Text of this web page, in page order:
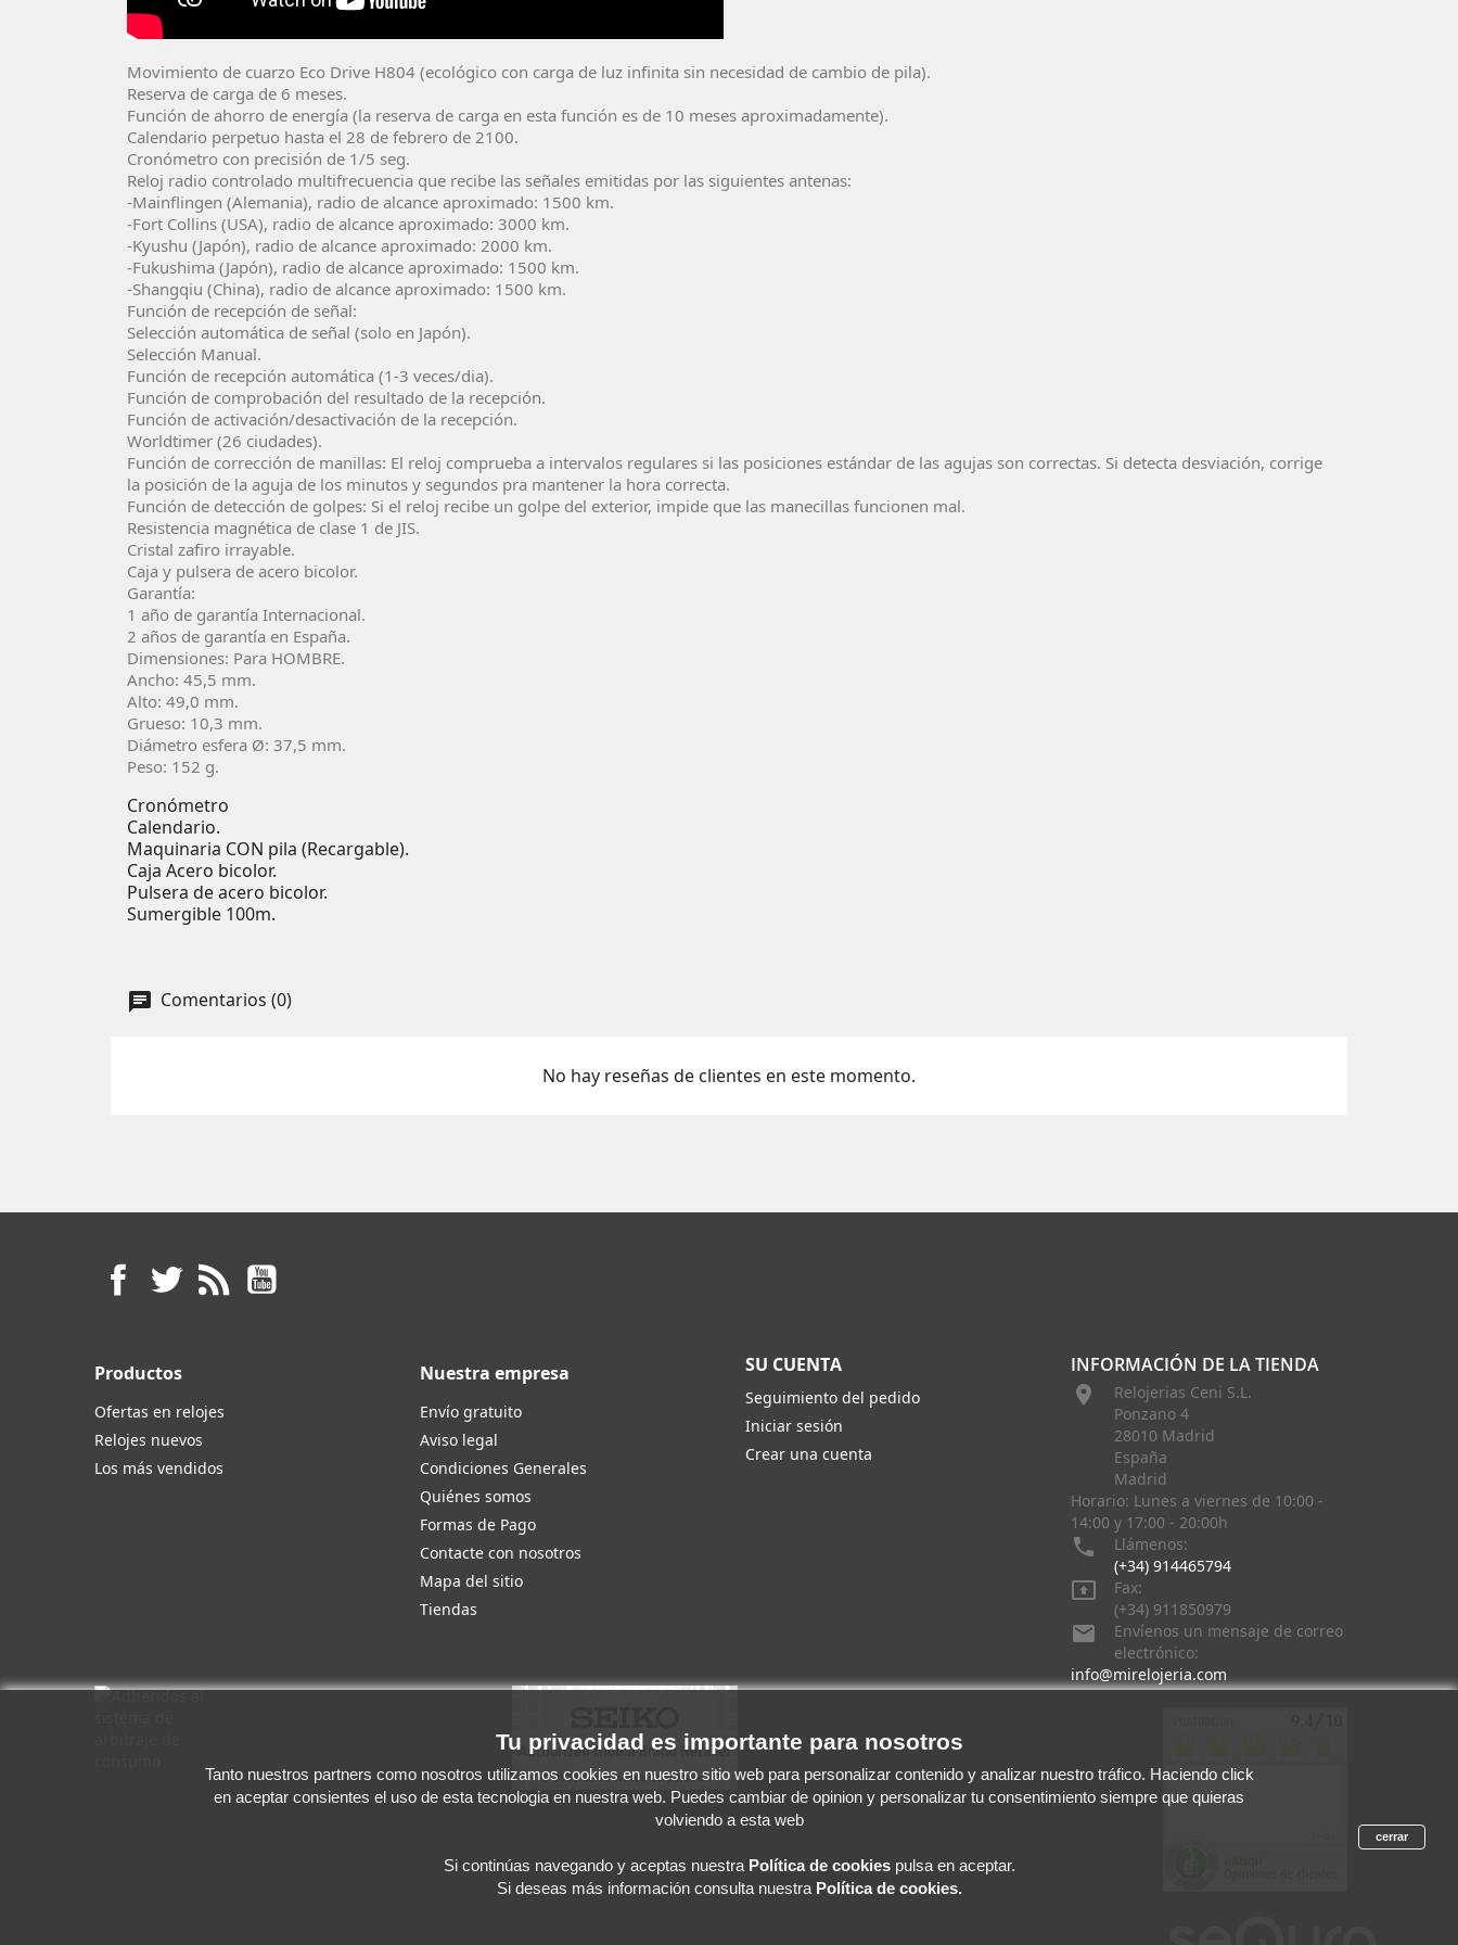
Movimiento de cuarzo Eco Drive H804 (ecológico con carga de luz infinita sin necesidad de cambio de pila).
Reserva de carga de 6 meses.
Función de ahorro de energía (la reserva de carga en esta función es de 10 meses aproximadamente).
Calendario perpetuo hasta el 28 de febrero de 2100.
Cronómetro con precisión de 1/5 seg.
Reloj radio controlado multifrecuencia que recibe las señales emitidas por las siguientes antenas:
-Mainflingen (Alemania), radio de alcance aproximado: 1500 km.
-Fort Collins (USA), radio de alcance aproximado: 3000 km.
-Kyushu (Japón), radio de alcance aproximado: 2000 km.
-Fukushima (Japón), radio de alcance aproximado: 1500 km.
-Shangqiu (China), radio de alcance aproximado: 1500 km.
Función de recepción de señal:
Selección automática de señal (solo en Japón).
Selección Manual.
Función de recepción automática (1-3 veces/dia).
Función de comprobación del resultado de la recepción.
Función de activación/desactivación de la recepción.
Worldtimer (26 ciudades).
Función de corrección de manillas: El reloj comprueba a intervalos regulares si las posiciones estándar de las agujas son correctas. Si detecta desviación, corrige
la posición de la aguja de los minutos y segundos pra mantener la hora correcta.
Función de detección de golpes: Si el reloj recibe un golpe del exterior, impide que las manecillas funcionen mal.
Resistencia magnética de clase 1 de JIS.
Cristal zafiro irrayable.
Caja y pulsera de acero bicolor.
Garantía:
1 año de garantía Internacional.
2 años de garantía en España.
Dimensiones: Para HOMBRE.
Ancho: 45,5 mm.
Alto: 49,0 mm.
Grueso: 10,3 mm.
Diámetro esfera Ø: 37,5 mm.
Peso: 152 g.
Cronómetro
Calendario.
Maquinaria CON pila (Recargable).
Caja Acero bicolor.
Pulsera de acero bicolor.
Sumergible 100m.
Comentarios (0)
No hay reseñas de clientes en este momento.
Facebook
Twitter Rss
Productos
Ofertas en relojes
Relojes nuevos
Los más vendidos
Nuestra empresa
Envío gratuito
Aviso legal
Condiciones Generales
Quiénes somos
Formas de Pago
Contacte con nosotros
Mapa del sitio
Tiendas
SU CUENTA
Seguimiento del pedido
Iniciar sesión
Crear una cuenta
INFORMACIÓN DE LA TIENDA

Relojerias Ceni S.L.
Ponzano 4
28010 Madrid
España
Madrid
Horario: Lunes a viernes de 10:00 -
14:00 y 17:00 - 20:00h

Llámenos:
(+34) 914465794

Fax:
(+34) 911850979

Envíenos un mensaje de correo
electrónico:
info@mirelojeria.com
Tu privacidad es importante para nosotros
Tanto nuestros partners como nosotros utilizamos cookies en nuestro sitio web para personalizar contenido y analizar nuestro tráfico. Haciendo click
en aceptar consientes el uso de esta tecnologia en nuestra web. Puedes cambiar de opinion y personalizar tu consentimiento siempre que quieras
volviendo a esta web
Si continúas navegando y aceptas nuestra Política de cookiespulsa en aceptar.
Si deseas más información consulta nuestra Política de cookies.
cerrar